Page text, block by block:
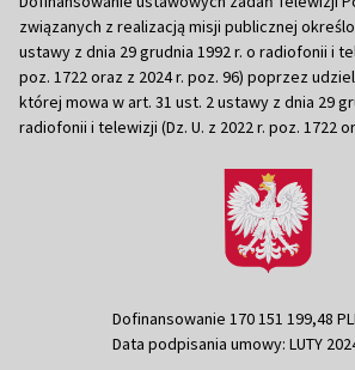
związanych z realizacją misji publicznej
ustawy z dnia 29 grudnia 1992 r. o radiofonii i
poz. 1722 oraz z 2024 r. poz. 96) poprzez
której mowa w art. 31 ust. 2 ustawy z dnia 29
radiofonii i telewizji (Dz. U. z 2022 r. poz. 1722
Dofinansowanie 170 151 199,48
Data podpisania umowy: LUTY